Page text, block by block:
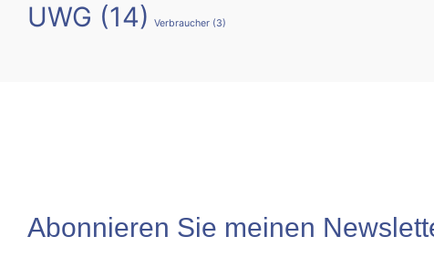
UWG (14) Verbraucher (3)
Abonnieren Sie meinen